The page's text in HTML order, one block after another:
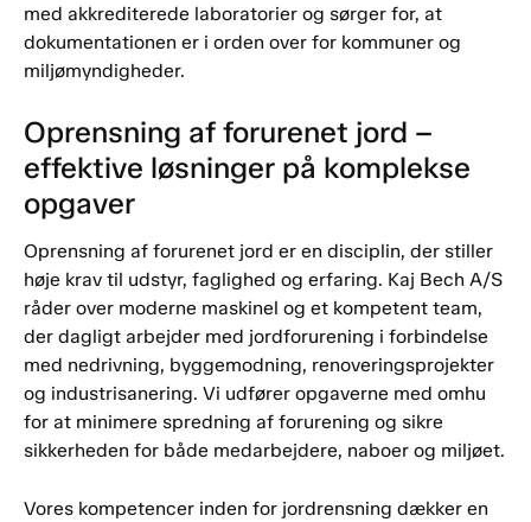
med akkrediterede laboratorier og sørger for, at
dokumentationen er i orden over for kommuner og
miljømyndigheder.
Oprensning af forurenet jord –
effektive løsninger på komplekse
opgaver
Oprensning af forurenet jord er en disciplin, der stiller
høje krav til udstyr, faglighed og erfaring. Kaj Bech A/S
råder over moderne maskinel og et kompetent team,
der dagligt arbejder med jordforurening i forbindelse
med nedrivning, byggemodning, renoveringsprojekter
og industrisanering. Vi udfører opgaverne med omhu
for at minimere spredning af forurening og sikre
sikkerheden for både medarbejdere, naboer og miljøet.
Vores kompetencer inden for jordrensning dækker en